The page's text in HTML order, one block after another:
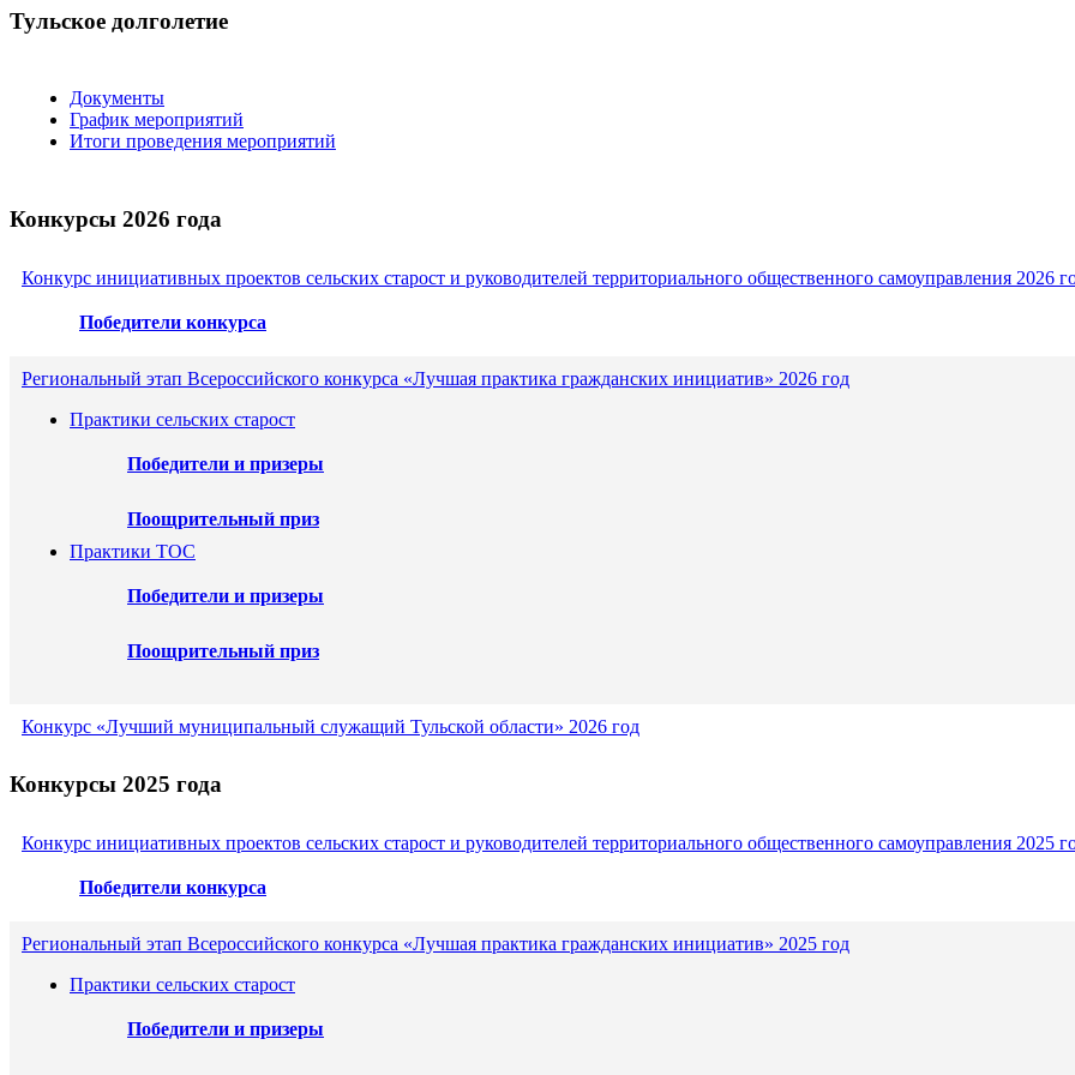
Тульское долголетие
Документы
График мероприятий
Итоги проведения мероприятий
Конкурсы 2026 года
Конкурс инициативных проектов сельских старост и руководителей территориального общественного самоуправления 2026
Победители конкурса
Региональный этап Всероссийского конкурса «Лучшая практика гражданских инициатив» 2026 год
Практики сельских старост
Победители и призеры
Поощрительный приз
Практики ТОС
Победители и призеры
Поощрительный приз
Конкурс «Лучший муниципальный служащий Тульской области» 2026 год
Конкурсы 2025 года
Конкурс инициативных проектов сельских старост и руководителей территориального общественного самоуправления 2025
Победители конкурса
Региональный этап Всероссийского конкурса «Лучшая практика гражданских инициатив» 2025 год
Практики сельских старост
Победители и призеры